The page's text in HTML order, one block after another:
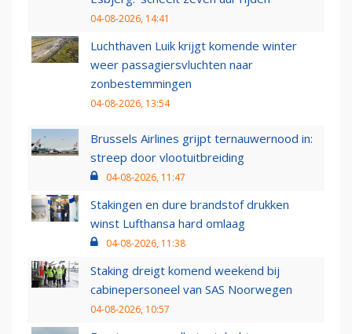
04-08-2026, 14:41
Luchthaven Luik krijgt komende winter
weer passagiersvluchten naar
zonbestemmingen
04-08-2026, 13:54
Brussels Airlines grijpt ternauwernood in:
streep door vlootuitbreiding
04-08-2026, 11:47
Stakingen en dure brandstof drukken
winst Lufthansa hard omlaag
04-08-2026, 11:38
Staking dreigt komend weekend bij
cabinepersoneel van SAS Noorwegen
04-08-2026, 10:57